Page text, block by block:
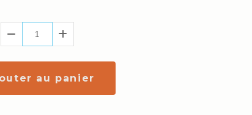
au panier